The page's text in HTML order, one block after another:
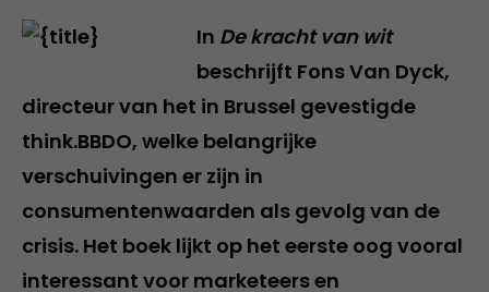
In De kracht van wit
beschrijft Fons Van Dyck,
directeur van het in Brussel gevestigde
think.BBDO, welke belangrijke
verschuivingen er zijn in
consumentenwaarden als gevolg van de
crisis. Het boek lijkt op het eerste oog vooral
interessant voor marketeers en